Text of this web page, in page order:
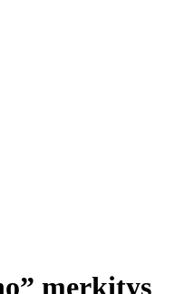
merkitys